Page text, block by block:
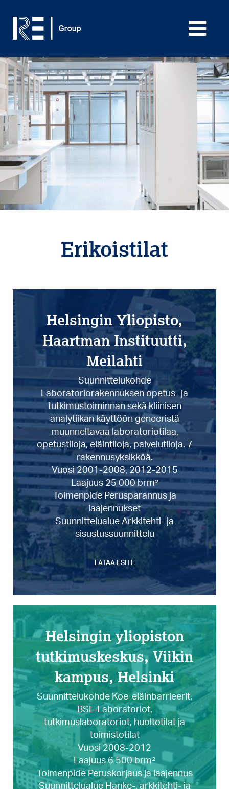
Erikoistilat
Helsingin Yliopisto,
Haartman Instituutti,
Meilahti
Suunnittelukohde
Laboratoriorakennuksen opetus- ja
tutkimustoiminnan sekä kliinisen
analytiikan käyttöön geneeristä
muunneltavaa laboratoriotilaa,
opetustiloja, eläintiloja, palvelutiloja. 7
rakennusyksikköä.
Vuosi 2001-2008, 2012-2015
Laajuus 25 000 brm²
Toimenpide Perusparannus ja
laajennukset
Suunnittelualue Arkkitehti- ja
sisustussuunnittelu
LATAA ESITE
Helsingin yliopiston
tutkimuskeskus, Viikin
kampus, Helsinki
Suunnittelukohde Koe-eläinbarrieerit,
BSL-Laboratoriot,
tutkimuslaboratoriot, huoltotilat ja
toimistotilat
Vuosi 2008-2012
Laajuus 6 500 brm²
Toimenpide Peruskorjaus ja laajennus
Suunnittelualue Hanke-, arkkitehti- ja